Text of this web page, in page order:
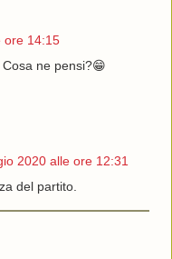
ore 14:15
ne pensi?😁
2020 alle ore 12:31
del partito.